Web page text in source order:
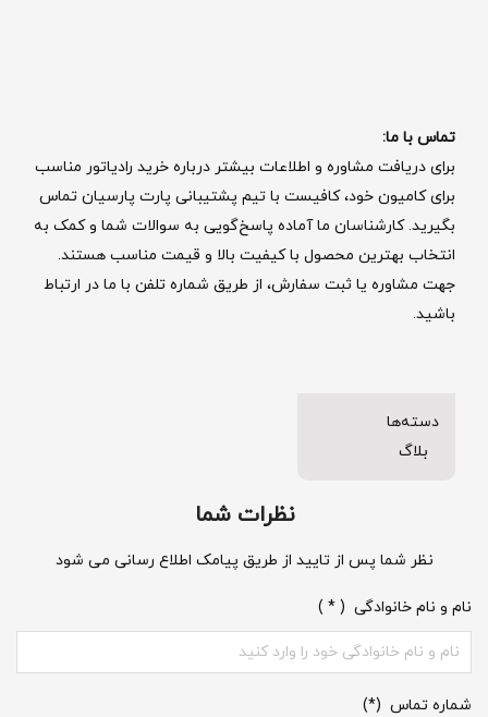
تماس با ما:
برای دریافت مشاوره و اطلاعات بیشتر درباره خرید رادیاتور مناسب
برای کامیون خود، کافیست با تیم پشتیبانی پارت پارسیان تماس
بگیرید. کارشناسان ما آماده پاسخ‌گویی به سوالات شما و کمک به
انتخاب بهترین محصول با کیفیت بالا و قیمت مناسب هستند.
جهت مشاوره یا ثبت سفارش، از طریق شماره تلفن با ما در ارتباط
باشید.
دسته‌ها
بلاگ
نظرات شما
نظر شما پس از تایید از طریق پیامک اطلاع رسانی می شود
نام و نام خانوادگی ( * )
شماره تماس (*)